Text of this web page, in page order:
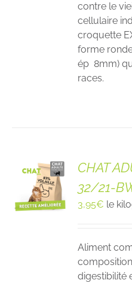
contre le
cellulaire
croquette
forme
ép 8mm)
races.
CHAT
32/21-
3,95€ le
Aliment
digestibilité